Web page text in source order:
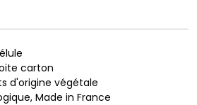
carton
d'origine végétale
Made in France